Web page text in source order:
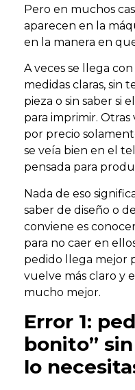
Pero en muchos
aparecen en la
en la manera en
A veces se llega
medidas claras, sin
pieza o sin saber si
para imprimir. Otras
por precio
se veía bien en el
pensada para
Nada de eso
saber de diseño o
conviene es
para no caer en
pedido llega mejor
vuelve más claro y
mucho mejor.
Error 1:
bonito”
lo